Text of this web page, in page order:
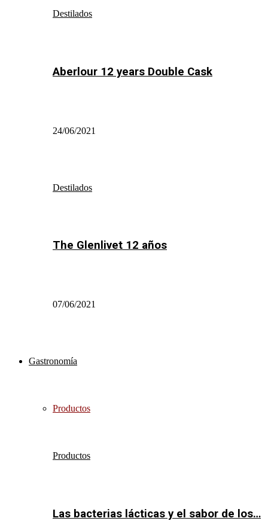
Destilados
Aberlour 12 years Double Cask
24/06/2021
Destilados
The Glenlivet 12 años
07/06/2021
Gastronomía
Productos
Productos
Las bacterias lácticas y el sabor de los…